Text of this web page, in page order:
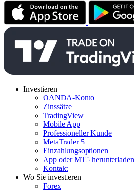
Investieren
OANDA-Konto
Zinssätze
TradingView
Mobile App
Professioneller Kunde
MetaTrader 5
Einzahlungsoptionen
App oder MT5 herunterladen
Kontakt
Wo Sie investieren
Forex